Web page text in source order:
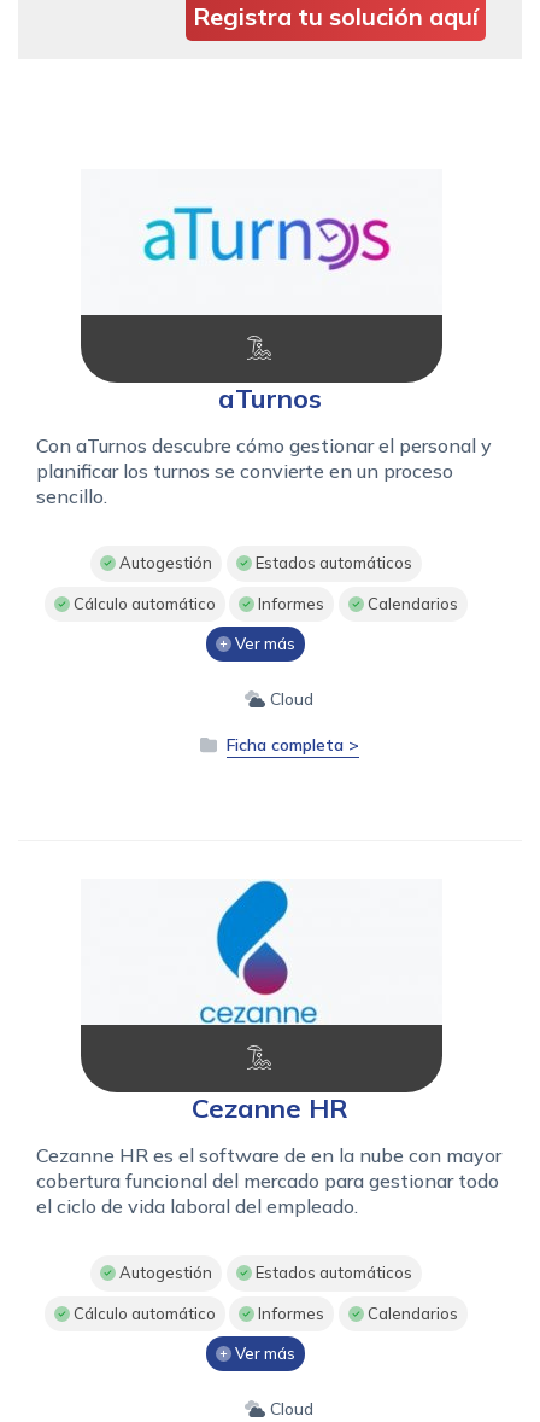
Registra tu solución aquí
aTurnos
Con aTurnos descubre cómo gestionar el personal y
planificar los turnos se convierte en un proceso
sencillo.
Autogestión Estados automáticos
Cálculo automático Informes Calendarios
Ver más
Cloud
Ficha completa >
Cezanne HR
Cezanne HR es el software de en la nube con mayor
cobertura funcional del mercado para gestionar todo
el ciclo de vida laboral del empleado.
Autogestión Estados automáticos
Cálculo automático Informes Calendarios
Ver más
Cloud